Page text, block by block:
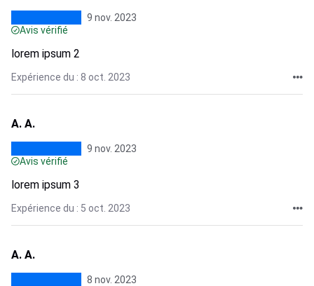
9 nov. 2023
Avis vérifié
lorem ipsum 2
Expérience du : 8 oct. 2023
A. A.
9 nov. 2023
Avis vérifié
lorem ipsum 3
Expérience du : 5 oct. 2023
A. A.
8 nov. 2023